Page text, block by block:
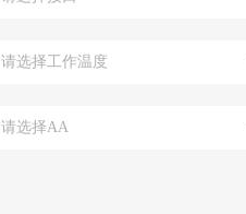
请选择工作温度
请选择AA